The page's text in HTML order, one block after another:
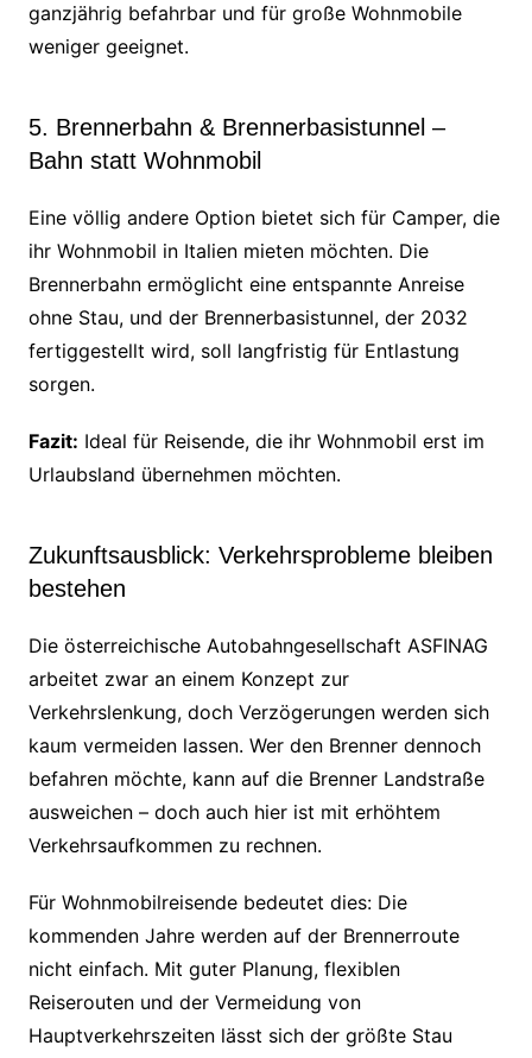
ganzjährig befahrbar und für große Wohnmobile
weniger geeignet.
5. Brennerbahn & Brennerbasistunnel –
Bahn statt Wohnmobil
Eine völlig andere Option bietet sich für Camper, die
ihr Wohnmobil in Italien mieten möchten. Die
Brennerbahn ermöglicht eine entspannte Anreise
ohne Stau, und der Brennerbasistunnel, der 2032
fertiggestellt wird, soll langfristig für Entlastung
sorgen.
Fazit: Ideal für Reisende, die ihr Wohnmobil erst im
Urlaubsland übernehmen möchten.
Zukunftsausblick: Verkehrsprobleme bleiben
bestehen
Die österreichische Autobahngesellschaft ASFINAG
arbeitet zwar an einem Konzept zur
Verkehrslenkung, doch Verzögerungen werden sich
kaum vermeiden lassen. Wer den Brenner dennoch
befahren möchte, kann auf die Brenner Landstraße
ausweichen – doch auch hier ist mit erhöhtem
Verkehrsaufkommen zu rechnen.
Für Wohnmobilreisende bedeutet dies: Die
kommenden Jahre werden auf der Brennerroute
nicht einfach. Mit guter Planung, flexiblen
Reiserouten und der Vermeidung von
Hauptverkehrszeiten lässt sich der größte Stau